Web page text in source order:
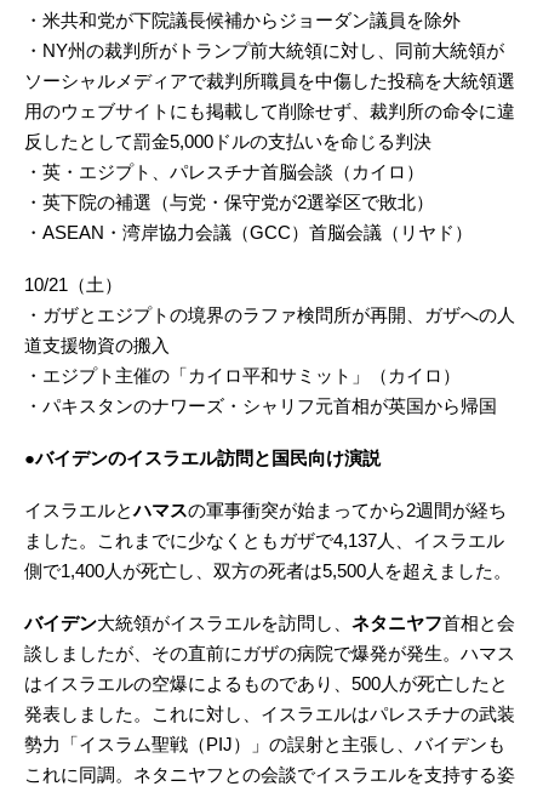
・米共和党が下院議長候補からジョーダン議員を除外
・NY州の裁判所がトランプ前大統領に対し、同前大統領が
ソーシャルメディアで裁判所職員を中傷した投稿を大統領選
用のウェブサイトにも掲載して削除せず、裁判所の命令に違
反したとして罰金5,000ドルの支払いを命じる判決
・英・エジプト、パレスチナ首脳会談（カイロ）
・英下院の補選（与党・保守党が2選挙区で敗北）
・ASEAN・湾岸協力会議（GCC）首脳会議（リヤド）
10/21（土）
・ガザとエジプトの境界のラファ検問所が再開、ガザへの人
道支援物資の搬入
・エジプト主催の「カイロ平和サミット」（カイロ）
・パキスタンのナワーズ・シャリフ元首相が英国から帰国
●バイデンのイスラエル訪問と国民向け演説
イスラエルとハマスの軍事衝突が始まってから2週間が経ち
ました。これまでに少なくともガザで4,137人、イスラエル
側で1,400人が死亡し、双方の死者は5,500人を超えました。
バイデン大統領がイスラエルを訪問し、 ネタニヤフ首相と会
談しましたが、その直前にガザの病院で爆発が発生。ハマス
はイスラエルの空爆によるものであり、500人が死亡したと
発表しました。これに対し、イスラエルはパレスチナの武装
勢力「イスラム聖戦（PIJ）」の誤射と主張し、バイデンも
これに同調。ネタニヤフとの会談でイスラエルを支持する姿